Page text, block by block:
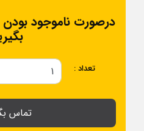
درصورت ناموجود
تعداد :
تماس